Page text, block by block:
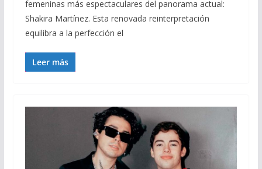
femeninas más espectaculares del panorama actual:
Shakira Martínez. Esta renovada reinterpretación
equilibra a la perfección el
Leer más